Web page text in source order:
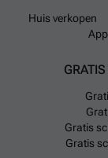
Huis verkopen
Gratis
Gratis